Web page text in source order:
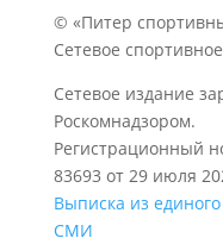
© «Питер
Сетевое
Сетевое издание
Роскомнадзором.
Регистрационный
83693 от 29 июля
Выписка из
СМИ